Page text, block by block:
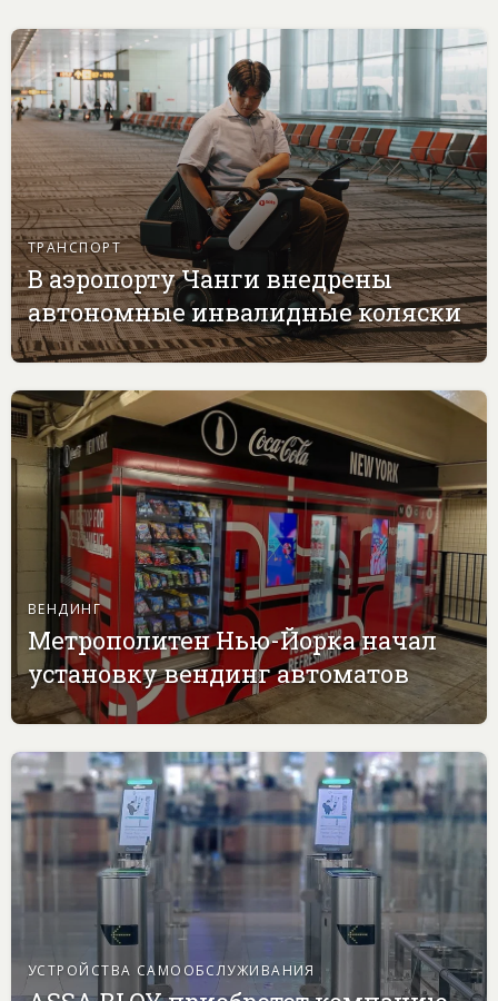
ТРАНСПОРТ
В аэропорту Чанги внедрены
автономные инвалидные коляски
ВЕНДИНГ
Метрополитен Нью-Йорка начал
установку вендинг автоматов
УСТРОЙСТВА САМООБСЛУЖИВАНИЯ